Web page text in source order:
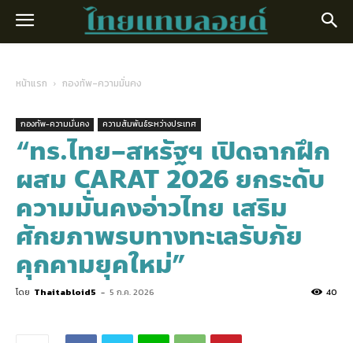
หน้าแรก กองทัพ-ความมั่นคง
กองทัพ-ความมั่นคง ความสัมพันธ์ระหว่างประเทศ
“ทร.ไทย–สหรัฐฯ เปิดฉากฝึก
ผสม CARAT 2026 ยกระดับ
ความมั่นคงอ่าวไทย เสริม
ศักยภาพรบทางทะเลรับภัย
คุกคามยุคใหม่”
โดย Thaitabloid5 - 5 ก.ค. 2026 40